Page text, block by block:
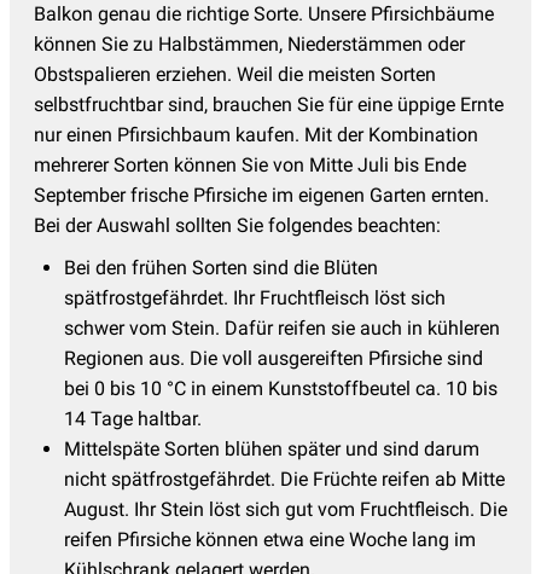
Balkon genau die richtige Sorte. Unsere Pfirsichbäume
können Sie zu Halbstämmen, Niederstämmen oder
Obstspalieren erziehen. Weil die meisten Sorten
selbstfruchtbar sind, brauchen Sie für eine üppige Ernte
nur einen Pfirsichbaum kaufen. Mit der Kombination
mehrerer Sorten können Sie von Mitte Juli bis Ende
September frische Pfirsiche im eigenen Garten ernten.
Bei der Auswahl sollten Sie folgendes beachten:
Bei den frühen Sorten sind die Blüten
spätfrostgefährdet. Ihr Fruchtfleisch löst sich
schwer vom Stein. Dafür reifen sie auch in kühleren
Regionen aus. Die voll ausgereiften Pfirsiche sind
bei 0 bis 10 °C in einem Kunststoffbeutel ca. 10 bis
14 Tage haltbar.
Mittelspäte Sorten blühen später und sind darum
nicht spätfrostgefährdet. Die Früchte reifen ab Mitte
August. Ihr Stein löst sich gut vom Fruchtfleisch. Die
reifen Pfirsiche können etwa eine Woche lang im